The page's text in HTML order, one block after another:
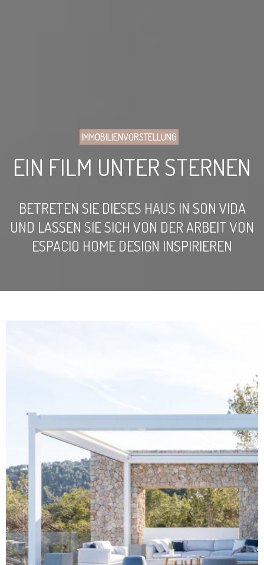
IMMOBILIENVORSTELLUNG
EIN FILM UNTER STERNEN
BETRETEN SIE DIESES HAUS IN SON VIDA
UND LASSEN SIE SICH VON DER ARBEIT VON
ESPACIO HOME DESIGN INSPIRIEREN